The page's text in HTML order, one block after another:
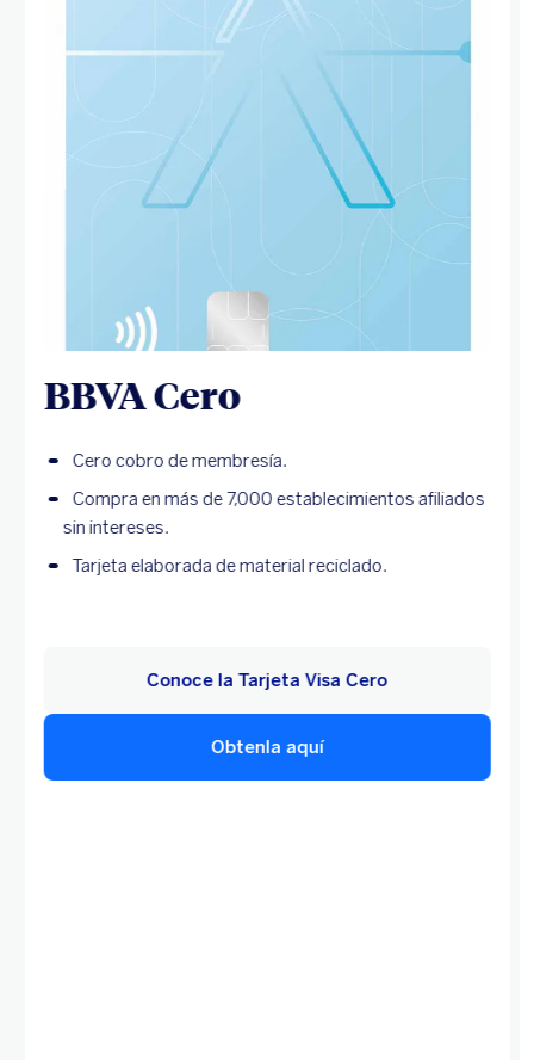
BBVA Cero
Cero cobro de membresía.
Compra en más de 7,000 establecimientos afiliados
sin intereses.
Tarjeta elaborada de material reciclado.
Obtenla aquí
Conoce la Tarjeta Visa Cero